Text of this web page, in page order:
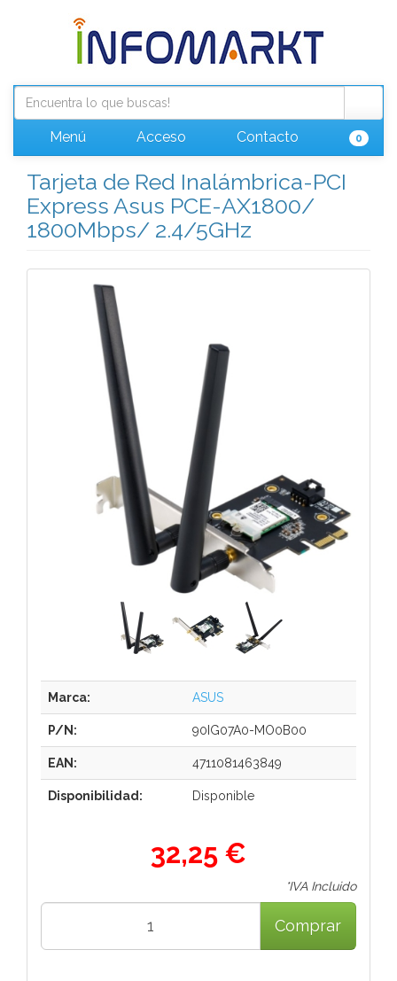
Menú Acceso Contacto 0
Tarjeta de Red Inalámbrica-PCI
Express Asus PCE-AX1800/
1800Mbps/ 2.4/5GHz
Marca: ASUS
P/N: 90IG07A0-MO0B00
EAN: 4711081463849
Disponibilidad: Disponible
32,25 €
*IVA Incluido
Comprar